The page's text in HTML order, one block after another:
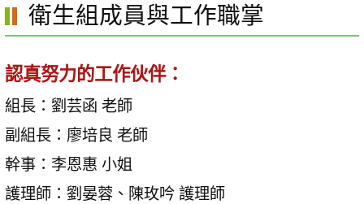
容
衛生組成員與工作職掌
認真努力的工作伙伴：
組長：劉芸函 老師
副組長：廖培良 老師
幹事：李恩惠 小姐
護理師：劉晏蓉、陳玫吟 護理師